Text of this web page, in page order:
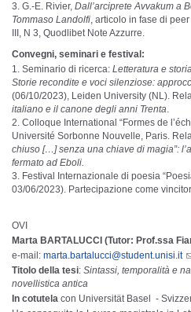
G.-E. Rivier, Dall’arciprete Avvakum a
Tommaso Landolfi, articolo in fase di
III, N 3, Quodlibet Note Azzurre.
Convegni, seminari e festival:
Seminario di ricerca: Letteratura e
Storie recondite e voci silenziose:
(06/10/2023), Leiden University (NL).
italiano e il canone degli anni Trenta.
Colloque International “Formes de
Université Sorbonne Nouvelle, Paris.
chiuso […] senza una chiave di magia”:
fermato ad Eboli.
Festival Internazionale di poesia
03/06/2023). Partecipazione come
OVI
Marta BARTALUCCI (Tutor: Prof.ssa
e-mail: marta.bartalucci@student.unisi.it
Titolo della tesi: Sintassi, temporalità e
novellistica antica
In cotutela con Universität Basel -